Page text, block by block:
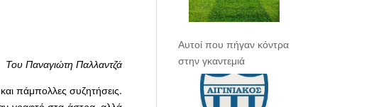
Του Παναγιώτη Παλλαντζά
πάμπολλες συζητήσεις.
Αυτοί που πήγαν κόντρα
στην γκαντεμιά